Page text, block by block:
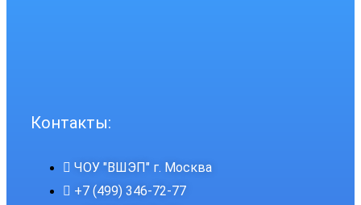
Контакты:
ЧОУ "ВШЭП" г. Москва
+7 (499) 346-72-77